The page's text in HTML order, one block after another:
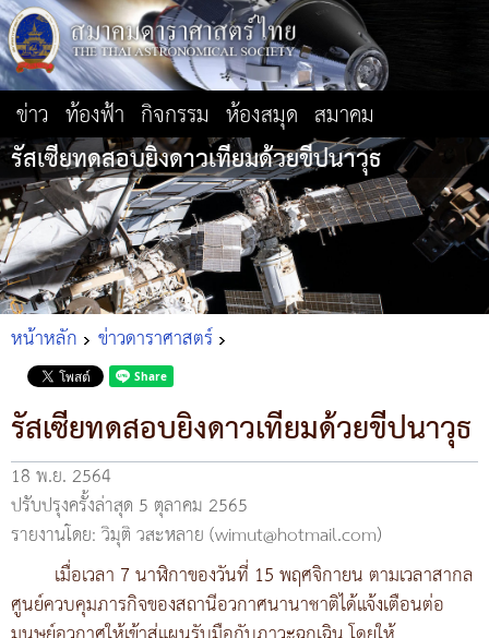
ข่าว ท้องฟ้า กิจกรรม ห้องสมุด สมาคม
รัสเซียทดสอบยิงดาวเทียมด้วยขีปนาวุธ
หน้าหลัก ข่าวดาราศาสตร์
รัสเซียทดสอบยิงดาวเทียมด้วยขีปนาวุธ
18 พ.ย. 2564
ปรับปรุงครั้งล่าสุด 5 ตุลาคม 2565
รายงานโดย: วิมุติ วสะหลาย (wimut@hotmail.com)
เมื่อเวลา 7 นาฬิกาของวันที่ 15 พฤศจิกายน ตามเวลาสากล
ศูนย์ควบคุมภารกิจของสถานีอวกาศนานาชาติได้แจ้งเตือนต่อ